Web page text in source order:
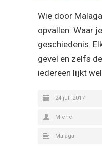
Wie door
opvallen: Waar
geschiedenis.
gevel en zelfs
iedereen lijkt
24 juli 2017
Michel
Malaga